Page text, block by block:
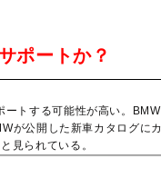
ポートか？
トする可能性が高い。BMW
が公開した新車カタログに
見られている。